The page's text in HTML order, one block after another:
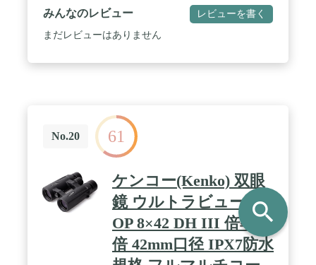
れもしっかりと補正。臨場感のある視界をお楽しみ
いただけます。 / 【使いやすいスライドスイッチ＆
パイロットランプ遮光スライドシャッター搭載】ス
撥油コートを実装】明るい視界が広がる”フルマル
チコート（高透過多層膜）”に加え、接眼レンズに
汚れの付着を防ぐ”撥水・撥油コート”を施しまし
た。化粧や埃がついても簡単に拭き取れます。 /
【単3形アルカリ乾電池1本で駆動】電源は、国内海
外問わずコンビニなどで簡単手に入る単３形アルカ
リ乾電池を採用。1本で連続約10時間駆動。2本付属
しており、買ってすぐに合計約20時間の使用が可能
みんなのレビュー レビューを書く
まだレビューはありません
No.20 61
ケンコー(Kenko) 双眼
鏡 ウルトラビューEX
OP 8×42 DH III 倍率8
倍 42mm口径 IPX7防水
search